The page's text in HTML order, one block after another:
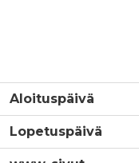
Aloituspäivä
Lopetuspäivä